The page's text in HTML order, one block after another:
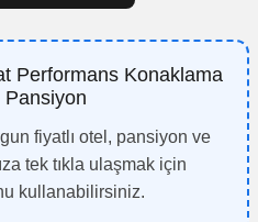
Performans Konaklama
Pansiyon
fiyatlı otel, pansiyon ve
tek tıkla ulaşmak için
kullanabilirsiniz.